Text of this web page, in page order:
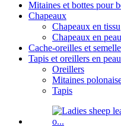
Mitaines et bottes pour
Chapeaux
Chapeaux en tissu
Chapeaux en
Cache-oreilles et
Tapis et oreillers en
Oreillers
Mitaines
Tapis